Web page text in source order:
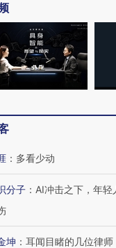
第四届链博
技“链”接产
【特别呈现
： 多看少动
分子 ： AI冲击之下，年
坤 ： 耳闻目睹的几位律师